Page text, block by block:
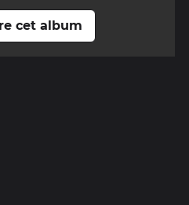
cet album